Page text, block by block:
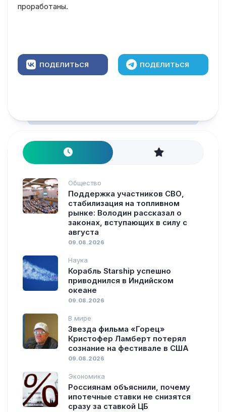
проработаны.
ПОДЕЛИТЬСЯ ПОДЕЛИТЬСЯ
Общество
Поддержка участников СВО,
стабилизация на топливном
рынке: Володин рассказал о
законах, вступающих в силу с
августа
09.08.2026
Наука
Корабль Starship успешно
приводнился в Индийском
океане
09.08.2026
В мире
Звезда фильма «Горец»
Кристофер Ламберт потерял
сознание на фестивале в США
09.08.2026
Экономика
Россиянам объяснили, почему
ипотечные ставки не снизятся
сразу за ставкой ЦБ